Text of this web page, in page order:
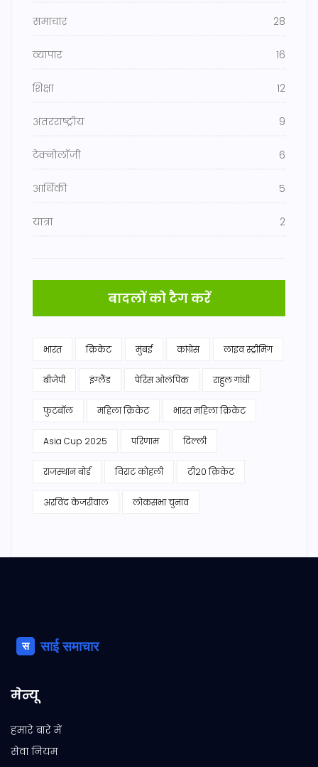
समाचार 28
व्यापार 16
शिक्षा 12
अंतरराष्ट्रीय 9
टेक्नोलॉजी 6
आर्थिकी 5
यात्रा 2
बादलों को टैग करें
भारत क्रिकेट मुंबई कांग्रेस लाइव स्ट्रीमिंग
बीजेपी इंग्लैंड पेरिस ओलंपिक राहुल गांधी
फुटबॉल महिला क्रिकेट भारत महिला क्रिकेट
Asia Cup 2025 परिणाम दिल्ली
राजस्थान बोर्ड विराट कोहली टी20 क्रिकेट
अरविंद केजरीवाल लोकसभा चुनाव
मेन्यू
हमारे बारे में
सेवा नियम